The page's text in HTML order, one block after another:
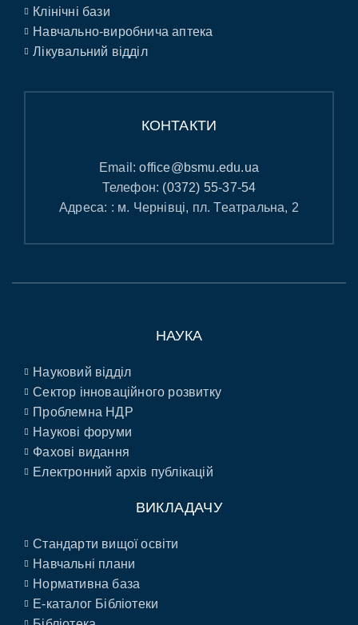
Клінічні бази
Навчально-виробнича аптека
Лікувальний відділ
КОНТАКТИ
Email:office@bsmu.edu.ua
Телефон: (0372) 55-37-54
Адреса: : м. Чернівці, пл. Театральна, 2
НАУКА
Науковий відділ
Сектор інноваційного розвитку
Проблемна НДР
Наукові форуми
Фахові видання
Електронний архів публікацій
ВИКЛАДАЧУ
Стандарти вищої освіти
Навчальні плани
Нормативна база
E-каталог Бібліотеки